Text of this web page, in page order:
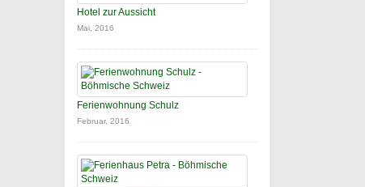
Hotel zur Aussicht
Mai, 2016
Ferienwohnung Schulz
Februar, 2016